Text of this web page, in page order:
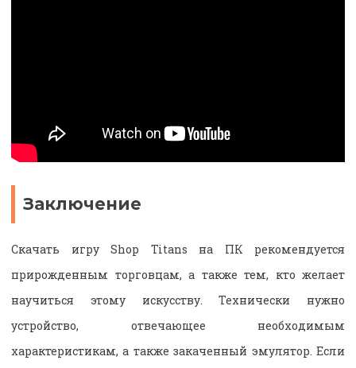
Заключение
Скачать игру Shop Titans на ПК рекомендуется
прирожденным торговцам, а также тем, кто желает
научиться этому искусству. Технически нужно
устройство, отвечающее необходимым
характеристикам, а также закаченный эмулятор. Если